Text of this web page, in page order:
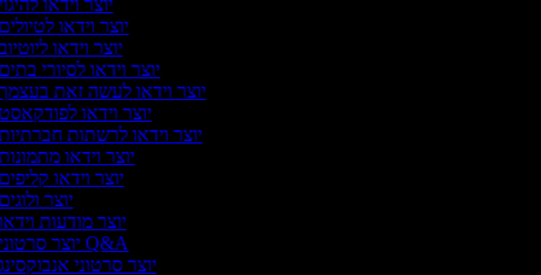
יוצר וידאו
יוצר וידאו
יוצר וידאו
יוצר וידאו לסיורי
יוצר וידאו לעשה זאת
יוצר וידאו
יוצר וידאו לרשתות
יוצר וידאו
יוצר וידאו
יוצר
יוצר מודעות
יוצר סרטוני Q&A
יוצר סרטוני